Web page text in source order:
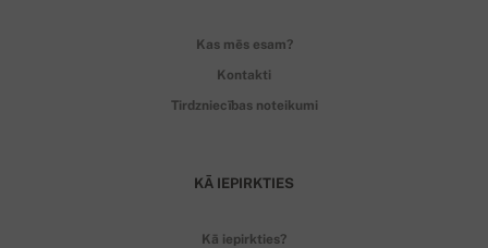
Kas mēs esam?
Kontakti
Tirdzniecības noteikumi
KĀ IEPIRKTIES
Kā iepirkties?